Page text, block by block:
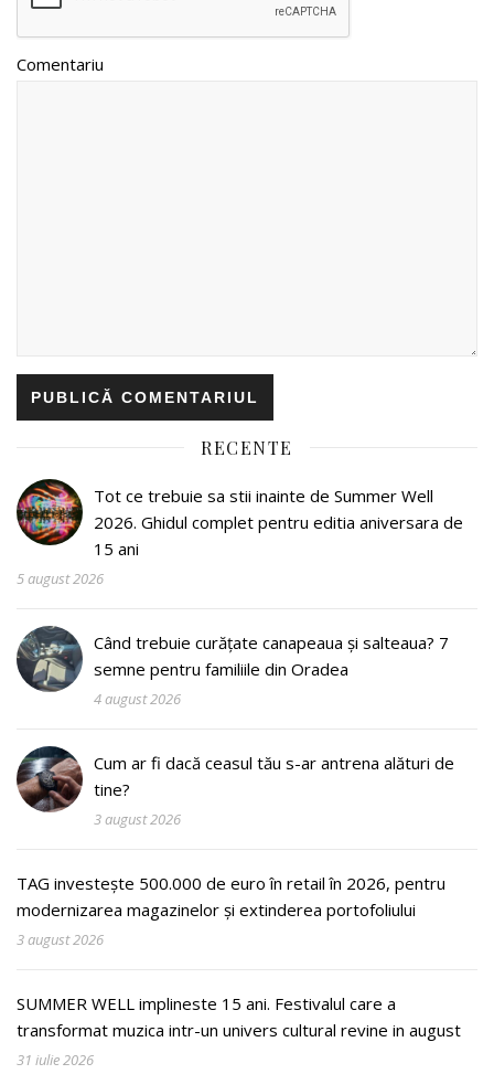
Comentariu
RECENTE
Tot ce trebuie sa stii inainte de Summer Well
2026. Ghidul complet pentru editia aniversara de
15 ani
5 august 2026
Când trebuie curățate canapeaua și salteaua? 7
semne pentru familiile din Oradea
4 august 2026
Cum ar fi dacă ceasul tău s-ar antrena alături de
tine?
3 august 2026
TAG investește 500.000 de euro în retail în 2026, pentru
modernizarea magazinelor și extinderea portofoliului
3 august 2026
SUMMER WELL implineste 15 ani. Festivalul care a
transformat muzica intr-un univers cultural revine in august
31 iulie 2026